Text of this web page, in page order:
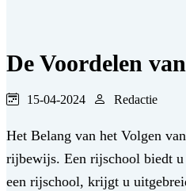
De Voordelen
15-04-2024 Redactie
Het Belang van het Volgen
rijbewijs. Een rijschool biedt u
een rijschool, krijgt u